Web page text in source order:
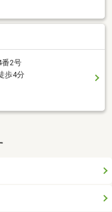
番2号
歩4分